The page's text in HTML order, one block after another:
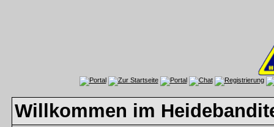
Willkommen im